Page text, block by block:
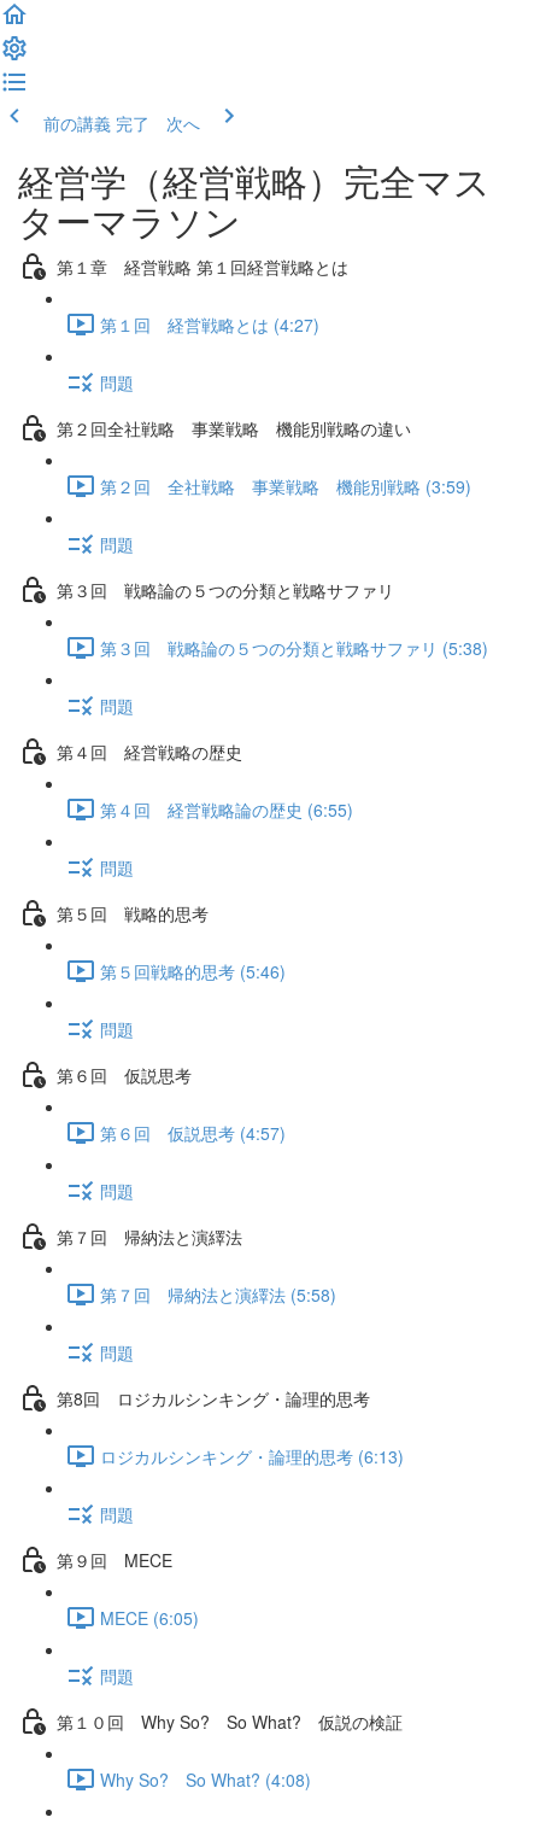
前の講義 完了 次へ
経営学（経営戦略）完全マス
ターマラソン
第１章 経営戦略 第１回経営戦略とは
第１回 経営戦略とは (4:27)
問題
第２回全社戦略 事業戦略 機能別戦略の違い
第２回 全社戦略 事業戦略 機能別戦略 (3:59)
問題
第３回 戦略論の５つの分類と戦略サファリ
第３回 戦略論の５つの分類と戦略サファリ (5:38)
問題
第４回 経営戦略の歴史
第４回 経営戦略論の歴史 (6:55)
問題
第５回 戦略的思考
第５回戦略的思考 (5:46)
問題
第６回 仮説思考
第６回 仮説思考 (4:57)
問題
第７回 帰納法と演繹法
第７回 帰納法と演繹法 (5:58)
問題
第8回 ロジカルシンキング・論理的思考
ロジカルシンキング・論理的思考 (6:13)
問題
第９回 MECE
MECE (6:05)
問題
第１０回 Why So? So What? 仮説の検証
Why So? So What? (4:08)